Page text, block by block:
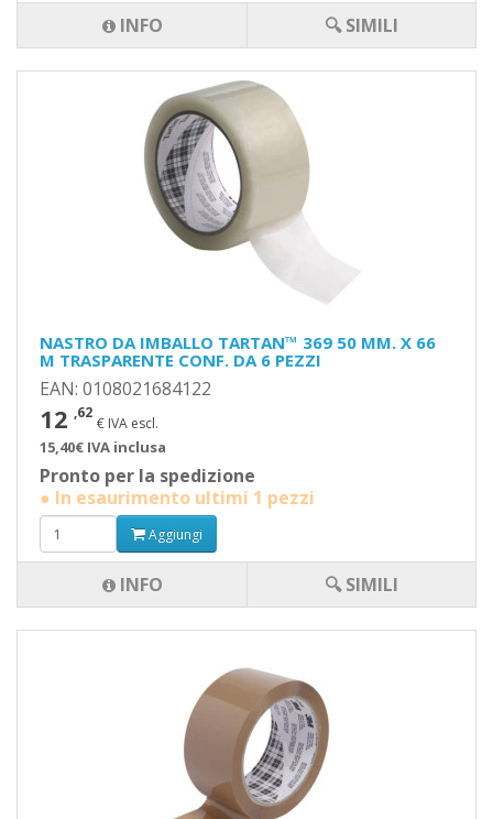
INFO 🔍 SIMILI
NASTRO DA IMBALLO TARTAN™ 369 50 MM. X 66
M TRASPARENTE CONF. DA 6 PEZZI
EAN: 0108021684122
12 ,62
€ IVA escl.
15,40€ IVA inclusa
Pronto per la spedizione
● In esaurimento ultimi 1 pezzi
Aggiungi
INFO 🔍 SIMILI